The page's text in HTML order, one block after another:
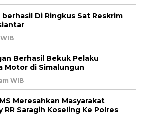
Di Ringkus Sat Reskrim
Berhasil Bekuk Pelaku
Motor di Simalungun
WIB
Meresahkan Masyarakat
RR Saragih Koseling Ke Polres